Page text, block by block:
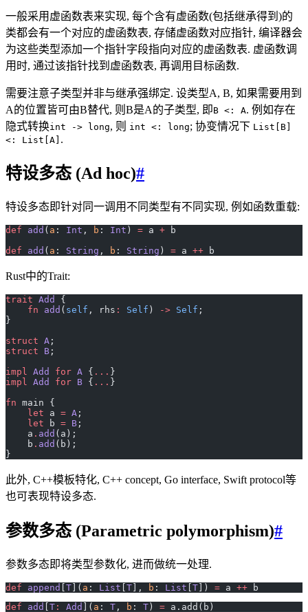
一般采用虚函数表来实现, 每个含有虚函数(包括继承得到)的
类都会有一个对应的虚函数表, 存储虚函数对应指针, 编译器会
为这些类型添加一个指针字段指向对应的虚函数表. 虚函数调
用时, 通过该指针找到虚函数表, 再调用目标函数.
需要注意子类型并非与继承强绑定. 设类型A, B, 如果需要用到
A的位置皆可由B替代, 则B是A的子类型, 即B <: A. 例如存在
隐式转换int -> long, 则 int <: long; 协变情况下 List[B]
<: List[A] .
特设多态 (Ad hoc)#
特设多态即针对同一调用不同类型有不同实现, 例如函数重载:
def add ( a : Int , b : Int ) = a + b
def add ( a : String , b : String ) = a ++ b
Rust中的Trait:
trait Add
{
    fn
add ( self , rhs : Self ) -> Self ;
}
struct A ;
struct B ;
impl
Add for A { ... }
impl
Add for B { ... }
fn main {
    let
a = A ;
    let
b = B ;
    a
. add (a);
    b
. add (b);
}
此外, C++模板特化, C++ concept, Go interface, Swift protocol等
也可表现特设多态.
参数多态 (Parametric polymorphism)#
参数多态即将类型参数化, 进而做统一处理.
def append T ]( a : List T ], b : List T ]) = a ++ b
def add T : Add ]( a : T , b : T ) = a.add(b)